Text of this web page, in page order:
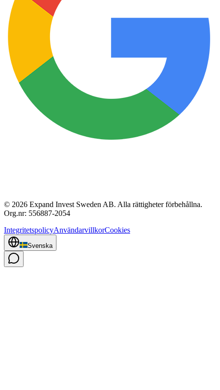
© 2026 Expand Invest Sweden AB. Alla rättigheter förbehållna.
Org.nr: 556887-2054
IntegritetspolicyAnvändarvillkorCookies
Svenska